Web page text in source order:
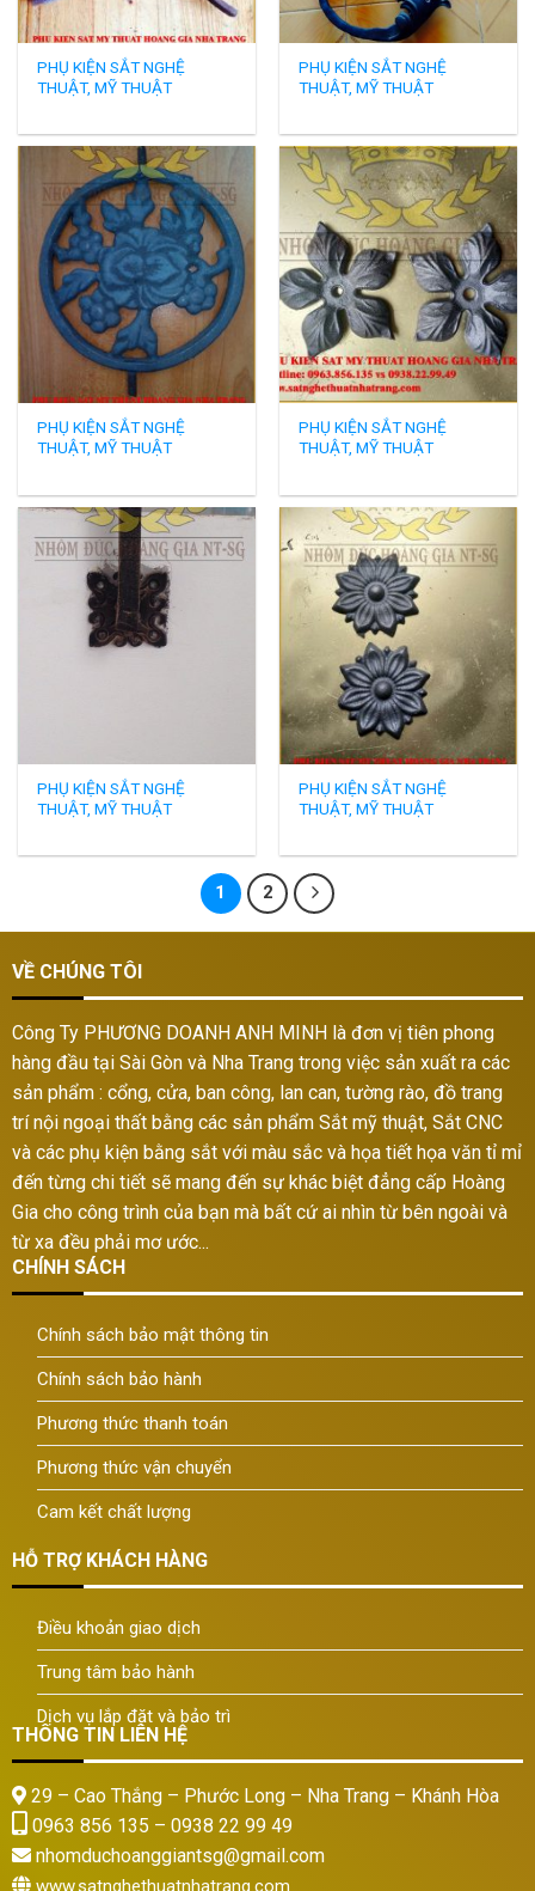
PHỤ KIỆN SẮT NGHỆ
THUẬT, MỸ THUẬT
PHỤ KIỆN SẮT NGHỆ
THUẬT, MỸ THUẬT
PHỤ KIỆN SẮT NGHỆ
THUẬT, MỸ THUẬT
PHỤ KIỆN SẮT NGHỆ
THUẬT, MỸ THUẬT
PHỤ KIỆN SẮT NGHỆ
THUẬT, MỸ THUẬT
PHỤ KIỆN SẮT NGHỆ
THUẬT, MỸ THUẬT
1 2
VỀ CHÚNG TÔI
Công Ty PHƯƠNG DOANH ANH MINH là đơn vị tiên phong
hàng đầu tại Sài Gòn và Nha Trang trong việc sản xuất ra các
sản phẩm : cổng, cửa, ban công, lan can, tường rào, đồ trang
trí nội ngoại thất bằng các sản phẩm Sắt mỹ thuật, Sắt CNC
và các phụ kiện bằng sắt với màu sắc và họa tiết họa văn tỉ mỉ
đến từng chi tiết sẽ mang đến sự khác biệt đẳng cấp Hoàng
Gia cho công trình của bạn mà bất cứ ai nhìn từ bên ngoài và
từ xa đều phải mơ ước...
CHÍNH SÁCH
Chính sách bảo mật thông tin
Chính sách bảo hành
Phương thức thanh toán
Phương thức vận chuyển
Cam kết chất lượng
HỖ TRỢ KHÁCH HÀNG
Điều khoản giao dịch
Trung tâm bảo hành
Dịch vụ lắp đặt và bảo trì
THÔNG TIN LIÊN HỆ
29 – Cao Thắng – Phước Long – Nha Trang – Khánh Hòa
0963 856 135 – 0938 22 99 49
nhomduchoanggiantsg@gmail.com
www.satnghethuatnhatrang.com